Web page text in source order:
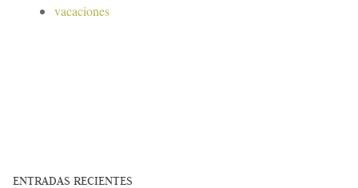
vacaciones
ENTRADAS RECIENTES